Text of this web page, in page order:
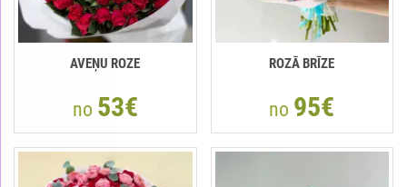
AVEŅU ROZE
no 53€
ROZĀ BRĪZE
no 95€